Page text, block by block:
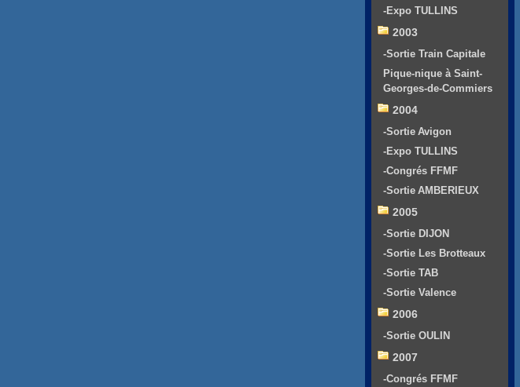
-Expo TULLINS
2003
-Sortie Train Capitale
Pique-nique à Saint-
Georges-de-Commiers
2004
-Sortie Avigon
-Expo TULLINS
-Congrés FFMF
-Sortie AMBERIEUX
2005
-Sortie DIJON
-Sortie Les Brotteaux
-Sortie TAB
-Sortie Valence
2006
-Sortie OULIN
2007
-Congrés FFMF